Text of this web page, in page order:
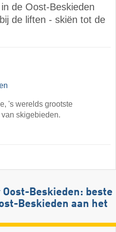
de Oost-Beskieden
de liften - skiën tot de
's werelds grootste
skigebieden.
Beskieden: beste
Beskieden aan het